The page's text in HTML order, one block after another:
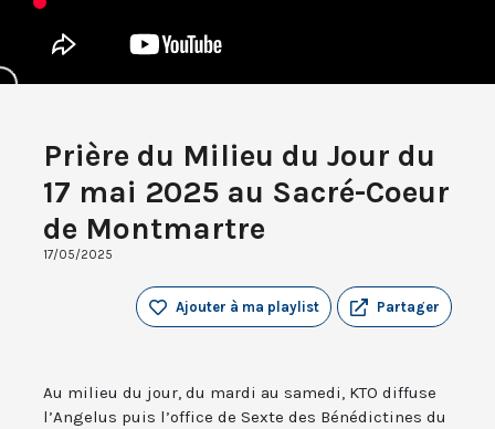
Prière du Milieu du Jour du
17 mai 2025 au Sacré-Coeur
de Montmartre
17/05/2025
Partager
Ajouter à ma playlist
Au milieu du jour, du mardi au samedi, KTO diffuse
l’Angelus puis l’office de Sexte des Bénédictines du